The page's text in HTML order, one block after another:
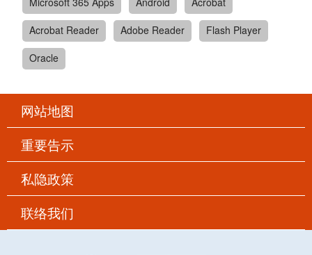
Acrobat Reader
Adobe Reader
Flash Player
Oracle
网站地图
重要告示
私隐政策
联络我们